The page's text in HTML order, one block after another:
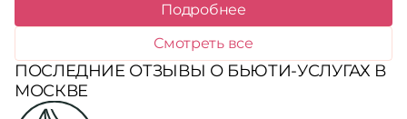
Подробнее
Смотреть все
ПОСЛЕДНИЕ ОТЗЫВЫ О БЬЮТИ-УСЛУГАХ В
МОСКВЕ